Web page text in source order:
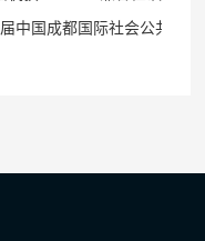
际社会公共安全产品与技术博览会